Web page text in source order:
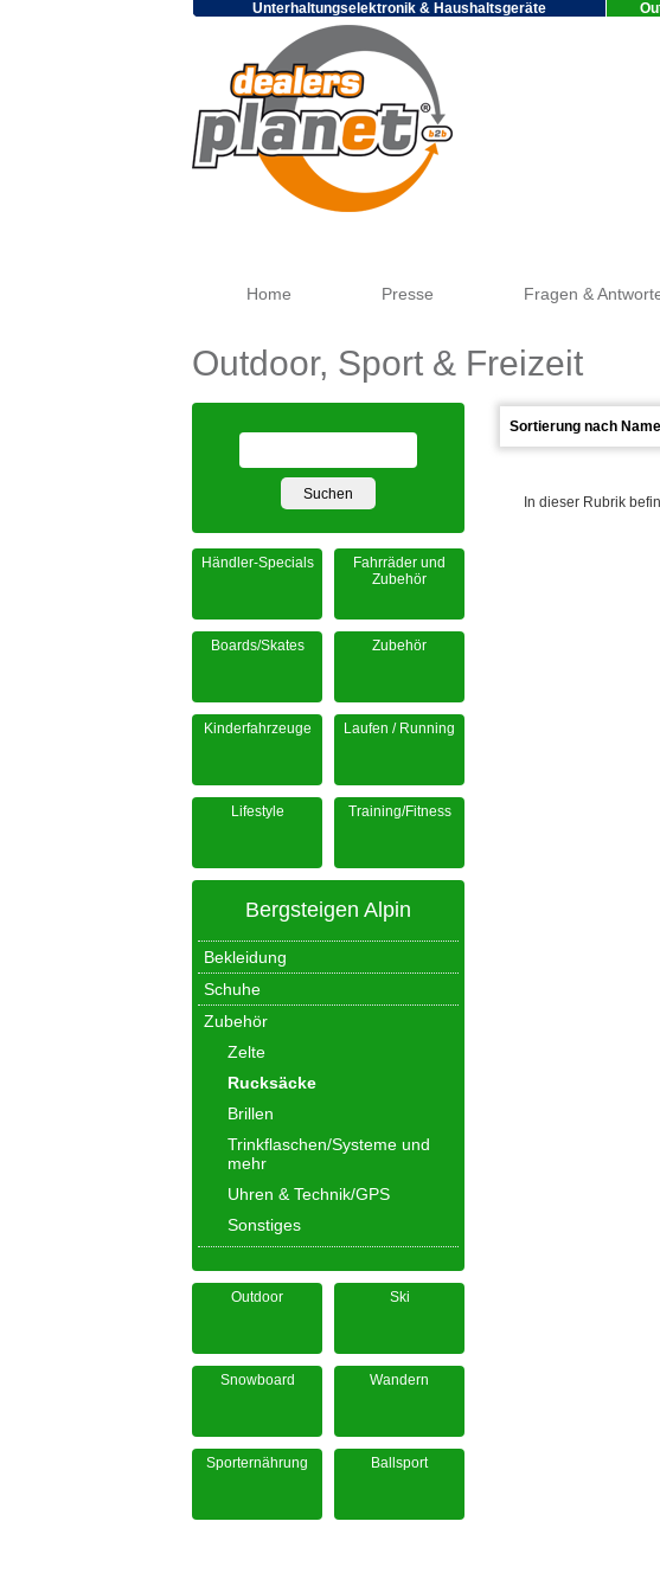
Unterhaltungselektronik & Haushaltsgeräte
Home Presse Fragen &
Outdoor, Sport & Freizeit
In dieser Rubrik
Händler-Specials
Fahrräder und
Zubehör
Boards/Skates Zubehör
Kinderfahrzeuge Laufen / Running
Lifestyle Training/Fitness
Bergsteigen Alpin
Bekleidung
Schuhe
Zubehör
Zelte
Rucksäcke
Brillen
Trinkflaschen/Systeme und
mehr
Uhren & Technik/GPS
Sonstiges
Outdoor Ski
Snowboard Wandern
Sporternährung Ballsport